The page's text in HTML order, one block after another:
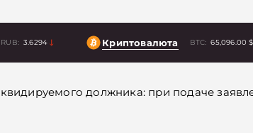
RUB: 3.6294 Криптовалюта BTC: 65,096.00 $
должника: при подаче